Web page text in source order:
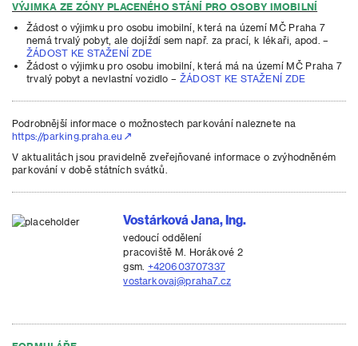
VÝJIMKA ZE ZÓNY PLACENÉHO STÁNÍ PRO OSOBY IMOBILNÍ
Žádost o výjimku pro osobu imobilní, která na území MČ Praha 7
nemá trvalý pobyt, ale dojíždí sem např. za prací, k lékaři, apod. –
ŽÁDOST KE STAŽENÍ ZDE
Žádost o výjimku pro osobu imobilní, která má na území MČ Praha 7
trvalý pobyt a nevlastní vozidlo – ŽÁDOST KE STAŽENÍ ZDE
Podrobnější informace o možnostech parkování naleznete na
https://parking.praha.eu
V aktualitách jsou pravidelně zveřejňované informace o zvýhodněném
parkování v době státních svátků.
Vostárková Jana, Ing.
vedoucí oddělení
pracoviště M. Horákové 2
gsm. +420603707337
vostarkovaj@praha7.cz